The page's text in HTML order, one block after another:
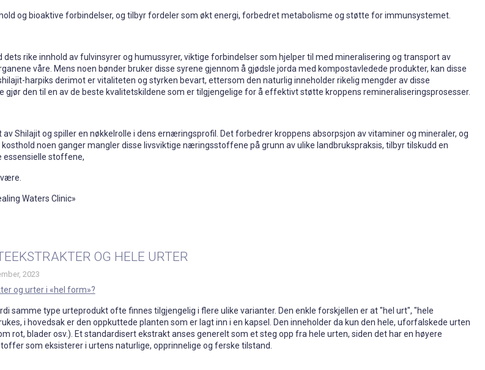
og bioaktive forbindelser, og tilbyr fordeler som økt energi, forbedret metabolisme og støtte for immunsystemet.
rike innhold av fulvinsyrer og humussyrer, viktige forbindelser som hjelper til med mineralisering og transport av
våre. Mens noen bønder bruker disse syrene gjennom å gjødsle jorda med kompostavledede produkter, kan disse
harpiks derimot er vitaliteten og styrken bevart, ettersom den naturlig inneholder rikelig mengder av disse
gjør den til en av de beste kvalitetskildene som er tilgjengelige for å effektivt støtte kroppens remineraliseringsprosesser.
av Shilajit og spiller en nøkkelrolle i dens ernæringsprofil. Det forbedrer kroppens absorpsjon av vitaminer og mineraler, og
noen ganger mangler disse livsviktige næringsstoffene på grunn av ulike landbrukspraksis, tilbyr tilskudd en
essensielle stoffene,
Waters Clinic»
OG HELE URTER
2023
og urter i «hel form»?
samme type urteprodukt ofte finnes tilgjengelig i flere ulike varianter. Den enkle forskjellen er at "hel urt", "hele
i hovedsak er den oppkuttede planten som er lagt inn i en kapsel. Den inneholder da kun den hele, uforfalskede urten
rot, blader osv.). Et standardisert ekstrakt anses generelt som et steg opp fra hele urten, siden det har en høyere
som eksisterer i urtens naturlige, opprinnelige og ferske tilstand.